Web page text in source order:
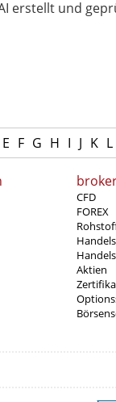
erstellt und
E F G H I J K L
CFD
FOREX
Aktien